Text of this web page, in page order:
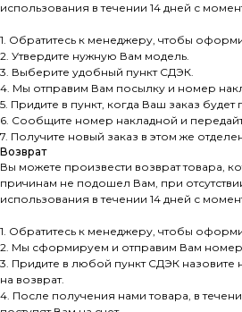
использования в течении 14 дней с
1. Обратитесь к менеджеру, чтобы
2. Утвердите нужную Вам модель.
3. Выберите удобный пункт СДЭК.
4. Мы отправим Вам посылку и номер
5. Придите в пункт, когда Ваш заказ будет
6. Сообщите номер накладной и
7. Получите новый заказ в этом же
Возврат
Вы можете произвести возврат товара,
причинам не подошел Вам, при
использования в течении 14 дней с
1. Обратитесь к менеджеру, чтобы
2. Мы сформируем и отправим Вам номер
3. Придите в любой пункт СДЭК назовите
на возврат.
4. После получения нами товара, в